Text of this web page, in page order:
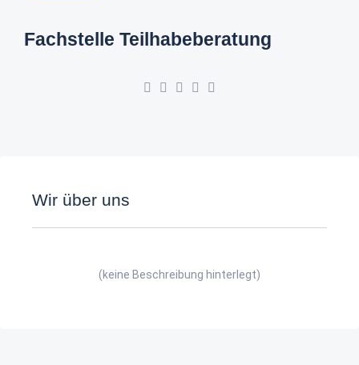
Fachstelle Teilhabeberatung
Wir über uns
(keine Beschreibung hinterlegt)